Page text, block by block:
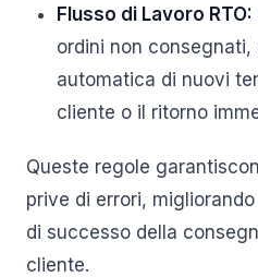
Flusso di Lavoro RTO:
ordini non
automatica di nuovi
cliente o il ritorno
Queste regole
prive di errori,
di successo della
cliente.